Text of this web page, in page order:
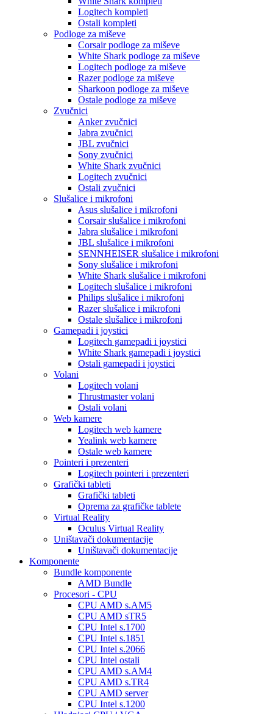
Logitech kompleti
Ostali kompleti
Podloge za miševe
Corsair podloge za miševe
White Shark podloge za miševe
Logitech podloge za miševe
Razer podloge za miševe
Sharkoon podloge za miševe
Ostale podloge za miševe
Zvučnici
Anker zvučnici
Jabra zvučnici
JBL zvučnici
Sony zvučnici
White Shark zvučnici
Logitech zvučnici
Ostali zvučnici
Slušalice i mikrofoni
Asus slušalice i mikrofoni
Corsair slušalice i mikrofoni
Jabra slušalice i mikrofoni
JBL slušalice i mikrofoni
SENNHEISER slušalice i mikrofoni
Sony slušalice i mikrofoni
White Shark slušalice i mikrofoni
Logitech slušalice i mikrofoni
Philips slušalice i mikrofoni
Razer slušalice i mikrofoni
Ostale slušalice i mikrofoni
Gamepadi i joystici
Logitech gamepadi i joystici
White Shark gamepadi i joystici
Ostali gamepadi i joystici
Volani
Logitech volani
Thrustmaster volani
Ostali volani
Web kamere
Logitech web kamere
Yealink web kamere
Ostale web kamere
Pointeri i prezenteri
Logitech pointeri i prezenteri
Grafički tableti
Grafički tableti
Oprema za grafičke tablete
Virtual Reality
Oculus Virtual Reality
Uništavači dokumentacije
Uništavači dokumentacije
Komponente
Bundle komponente
AMD Bundle
Procesori - CPU
CPU AMD s.AM5
CPU AMD sTR5
CPU Intel s.1700
CPU Intel s.1851
CPU Intel s.2066
CPU Intel ostali
CPU AMD s.AM4
CPU AMD s.TR4
CPU AMD server
CPU Intel s.1200